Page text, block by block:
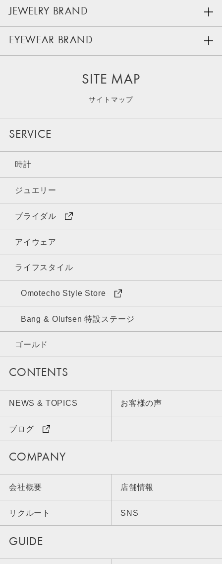
JEWELRY BRAND
EYEWEAR BRAND
SITE MAP
サイトマップ
SERVICE
時計
ジュエリー
ブライダル
アイウェア
ライフスタイル
Omotecho Style Store
Bang & Olufsen 特設ステージ
ゴールド
CONTENTS
NEWS & TOPICS お客様の声
ブログ
COMPANY
会社概要 店舗情報
リクルート SNS
GUIDE